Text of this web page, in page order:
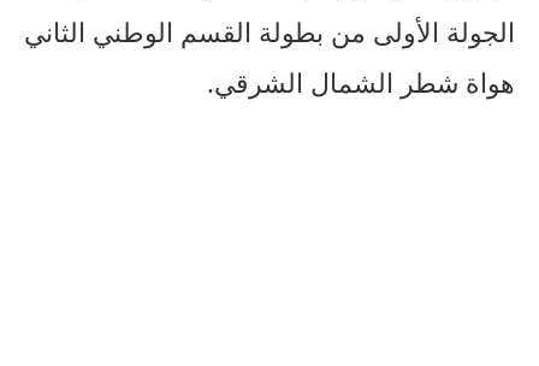
الجولة الأولى من بطولة القسم الوطني الثاني
هواة شطر الشمال الشرقي.